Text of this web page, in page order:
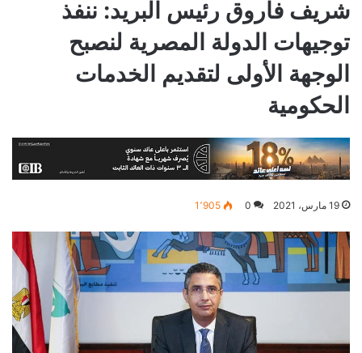
شريف فاروق رئيس البريد: ننفذ
توجيهات الدولة المصرية لنصبح
الوجهة الأولى لتقديم الخدمات
الحكومية
19 مارس، 2021 0 1٬905